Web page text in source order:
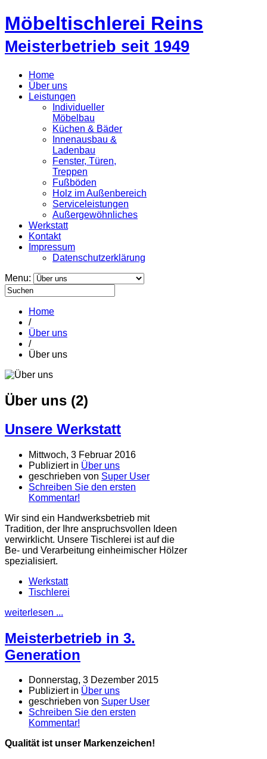
Möbeltischlerei Reins
Meisterbetrieb seit 1949
Home
Über uns
Leistungen
Individueller
Möbelbau
Küchen & Bäder
Innenausbau &
Ladenbau
Fenster, Türen,
Treppen
Fußböden
Holz im Außenbereich
Serviceleistungen
Außergewöhnliches
Werkstatt
Kontakt
Impressum
Datenschutzerklärung
Menu:
Home
/
Über uns
/
Über uns
Über uns (2)
Unsere Werkstatt
Mittwoch, 3 Februar 2016
Publiziert in Über uns
geschrieben von Super User
Schreiben Sie den ersten
Kommentar!
Wir sind ein Handwerksbetrieb mit
Tradition, der Ihre anspruchsvollen Ideen
verwirklicht. Unsere Tischlerei ist auf die
Be- und Verarbeitung einheimischer Hölzer
spezialisiert.
Werkstatt
Tischlerei
weiterlesen ...
Meisterbetrieb in 3.
Generation
Donnerstag, 3 Dezember 2015
Publiziert in Über uns
geschrieben von Super User
Schreiben Sie den ersten
Kommentar!
Qualität ist unser Markenzeichen!